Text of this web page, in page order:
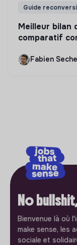
Guide
Meilleur bilan
comparatif
Fabien
No
Bienvenue là où
make sense, les
sociale et